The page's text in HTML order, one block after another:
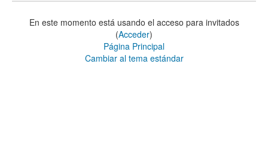
En este momento está usando el acceso para invitados
(Acceder)
Página Principal
Cambiar al tema estándar